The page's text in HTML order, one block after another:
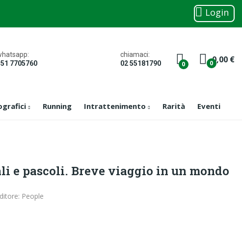
Login
7705760
chiamaci:
02 55181790
0 0,00 €
0
Running Intrattenimento Rarità Eventi
e pascoli. Breve viaggio in un mondo
People